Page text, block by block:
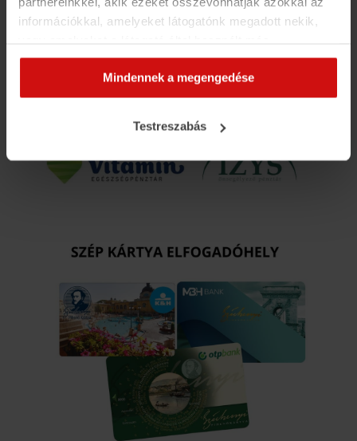
információkkal, amelyeket látogatónk megadott nekik,
szolgáltatásokból gyűjtöttek. Elfogadásával segíti a
munkánkat és nagyobb felhasználói élményt
biztosíthatunk mi is látogatóinknak.
Mindennek a megengedése
Testreszabás